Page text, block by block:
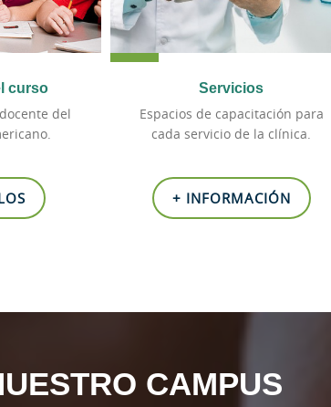
curso
del
Servicios
Espacios de capacitación para
cada servicio de la clínica.
+ INFORMACIÓN
CAMPUS